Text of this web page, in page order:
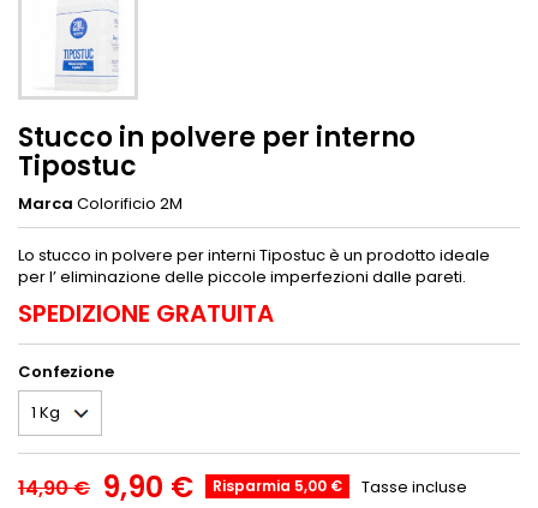
Stucco in polvere per interno
Tipostuc
Marca Colorificio 2M
Lo stucco in polvere per interni Tipostuc è un prodotto ideale
per l’ eliminazione delle piccole imperfezioni dalle pareti.
SPEDIZIONE GRATUITA
Confezione
14,90 € 9,90 € Risparmia 5,00 € Tasse incluse